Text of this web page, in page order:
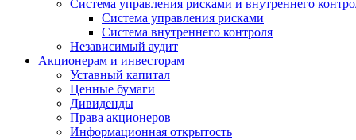
Система управления рисками и внутреннего
Система управления рисками
Система внутреннего контроля
Независимый аудит
Акционерам и инвесторам
Уставный капитал
Ценные бумаги
Дивиденды
Права акционеров
Информационная открытость